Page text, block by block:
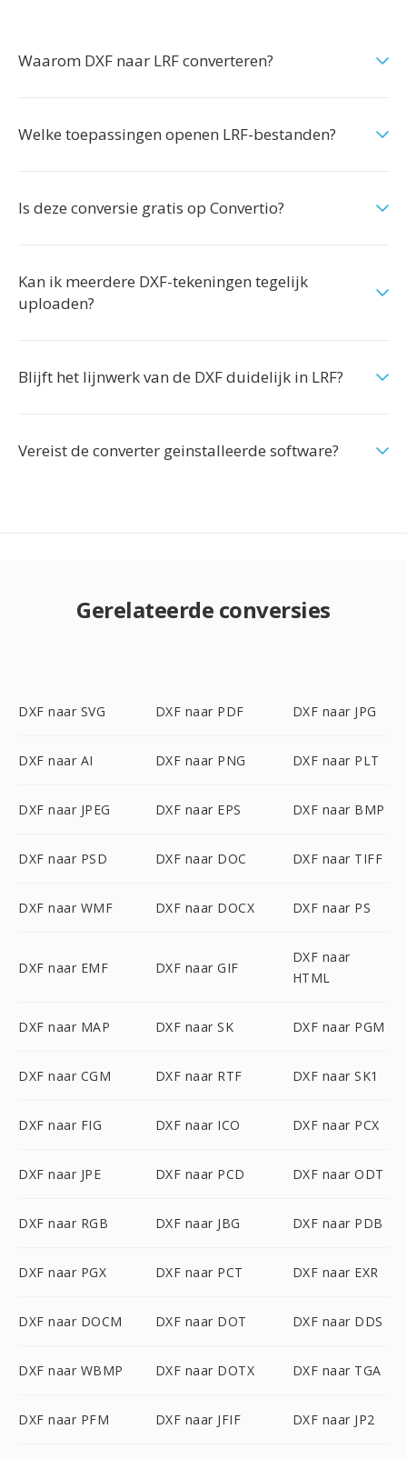
Waarom DXF naar LRF converteren?
Welke toepassingen openen LRF-bestanden?
Is deze conversie gratis op Convertio?
Kan ik meerdere DXF-tekeningen tegelijk
uploaden?
Blijft het lijnwerk van de DXF duidelijk in LRF?
Vereist de converter geinstalleerde software?
Gerelateerde conversies
DXF naar SVG DXF naar PDF DXF naar JPG
DXF naar AI DXF naar PNG DXF naar PLT
DXF naar JPEG DXF naar EPS DXF naar BMP
DXF naar PSD DXF naar DOC DXF naar TIFF
DXF naar WMF DXF naar DOCX DXF naar PS
DXF naar EMF DXF naar GIF
DXF naar
HTML
DXF naar MAP DXF naar SK DXF naar PGM
DXF naar CGM DXF naar RTF DXF naar SK1
DXF naar FIG DXF naar ICO DXF naar PCX
DXF naar JPE DXF naar PCD DXF naar ODT
DXF naar RGB DXF naar JBG DXF naar PDB
DXF naar PGX DXF naar PCT DXF naar EXR
DXF naar DOCM DXF naar DOT DXF naar DDS
DXF naar WBMP DXF naar DOTX DXF naar TGA
DXF naar PFM DXF naar JFIF DXF naar JP2